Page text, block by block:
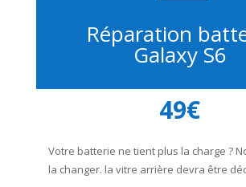
Réparation
Galaxy S6
49€
Votre batterie ne tient plus la charge ?
la changer. la vitre arrière devra être